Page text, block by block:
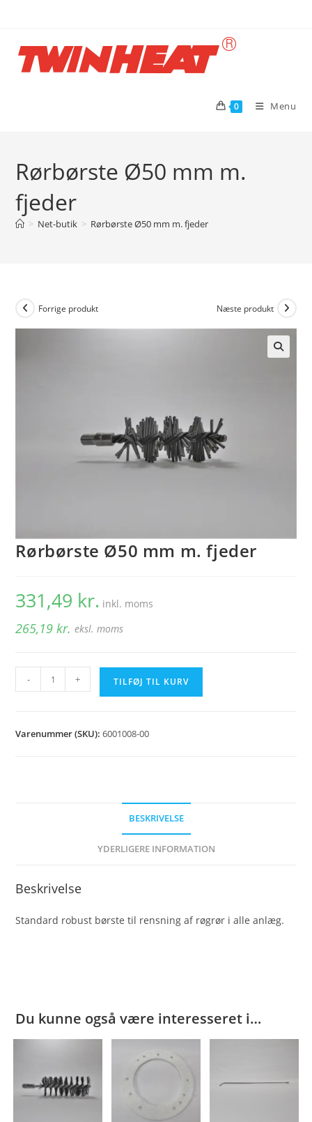
content
0 Menu
Rørbørste Ø50 mm m.
fjeder
> Net-butik > Rørbørste Ø50 mm m. fjeder
Forrige produkt Næste produkt
Rørbørste Ø50 mm m. fjeder
331,49 kr. inkl. moms
265,19kr. eksl. moms
Rørbørste
Ø50
- + TILFØJ TIL KURV
Varenummer (SKU):6001008-00
BESKRIVELSE
YDERLIGERE INFORMATION
Beskrivelse
Standard robust børste til rensning af røgrør i alle anlæg.
Du kunne også være interesseret i…